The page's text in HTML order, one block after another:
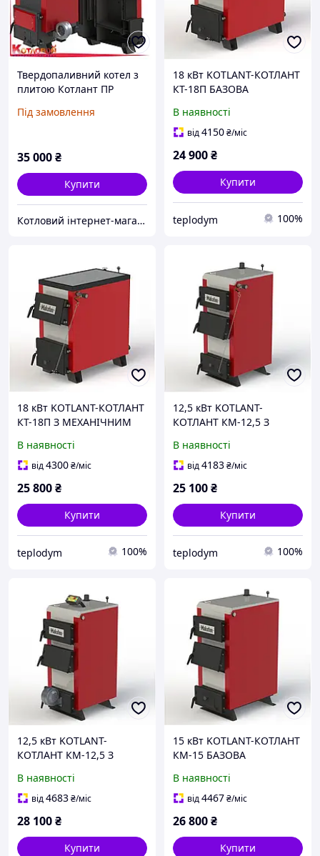
Твердопаливний котел з
плитою Котлант ПР
Під замовлення
35 000₴
Купити
Котловий інтернет-магазин теплотехніки
18 кВт KOTLANT-КОТЛАНТ
КТ-18П БАЗОВА
В наявності
від4150₴/міс
24 900₴
Купити
teplodym 100%
18 кВт KOTLANT-КОТЛАНТ
КТ-18П З МЕХАНІЧНИМ
В наявності
від4300₴/міс
25 800₴
Купити
teplodym 100%
12,5 кВт KOTLANT-
КОТЛАНТ КМ-12,5 З
РЕГУЛЯТОРОМ ТЯГИ
В наявності
від4183₴/міс
25 100₴
Купити
teplodym 100%
12,5 кВт KOTLANT-
КОТЛАНТ КМ-12,5 З
ВЕНТИЛЯТОРОМ
В наявності
від4683₴/міс
28 100₴
Купити
15 кВт KOTLANT-КОТЛАНТ
КМ-15 БАЗОВА
В наявності
від4467₴/міс
26 800₴
Купити